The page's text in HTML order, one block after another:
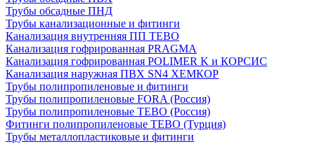
Трубы обсадные ПНД
Трубы канализационные и фитинги
Канализация внутренняя ПП TEBO
Канализация гофрированная PRAGMA
Канализация гофрированная POLIMER K и КОРСИС
Канализация наружная ПВХ SN4 ХЕМКОР
Трубы полипропиленовые и фитинги
Трубы полипропиленовые FORA (Россия)
Трубы полипропиленовые TEBO (Россия)
Фитинги полипропиленовые TEBO (Турция)
Трубы металлопластиковые и фитинги